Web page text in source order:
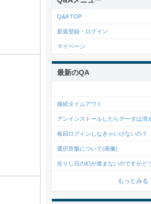
Q&A TOP
新規登録・ログイン
マイページ
最新のQA
接続タイムアウト
アンインストールしたらデータは消
毎回ログインしなきゃいけないの？
選択音骸について(画像)
在りし日の幻が進まないのですがど
もっとみる